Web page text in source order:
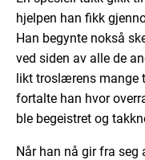
hjelpen han fikk
Han begynte nokså
ved siden av alle de
likt troslærens mange
fortalte han hvor
ble begeistret og
Når han nå gir fra seg